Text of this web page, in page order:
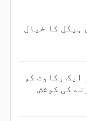
ہیکل کا خیال
ایک رکاوٹ کو
کی کوشش